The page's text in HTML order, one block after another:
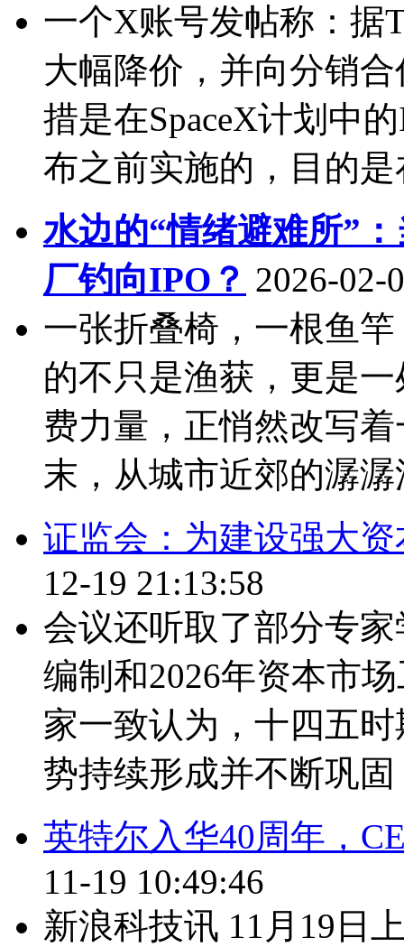
一个X账号发帖称：据
大幅降价，并向分销
措是在SpaceX计划中
布之前实施的，目的
水边的“情绪避难所”
厂钓向IPO？ 2026-02-
一张折叠椅，一根鱼
的不只是渔获，更是
费力量，正悄然改写
末，从城市近郊的潺潺
证监会：为建设强大
12-19 21:13:58
会议还听取了部分专
编制和2026年资本市
家一致认为，十四五
势持续形成并不断巩固
英特尔入华40周年，
11-19 10:49:46
新浪科技讯 11月19日